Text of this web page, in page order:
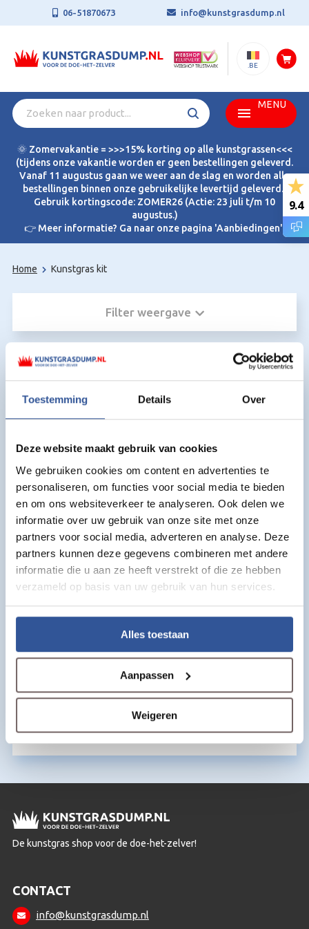
Toestemming Details Over
Deze website maakt gebruik van cookies
We gebruiken cookies om content en advertenties te
personaliseren, om functies voor social media te bieden
en om ons websiteverkeer te analyseren. Ook delen we
informatie over uw gebruik van onze site met onze
partners voor social media, adverteren en analyse. Deze
partners kunnen deze gegevens combineren met andere
informatie die u aan ze heeft verstrekt of die ze hebben
verzameld op basis van uw gebruik van hun services.
Alles toestaan
Aanpassen
Weigeren
06-51870673 info@kunstgrasdump.nl
.BE
MENU
🌞 Zomervakantie = >>>15% korting op alle kunstgrassen<<<
(tijdens onze vakantie worden er geen bestellingen geleverd.
Vanaf 11 augustus gaan we weer aan de slag en worden alle
bestellingen binnen onze gebruikelijke levertijd geleverd.)
Gebruik kortingscode: ZOMER26 (Actie: 23 juli t/m 10
augustus.)
👉 Meer informatie? Ga naar onze pagina 'Aanbiedingen'.
Home Kunstgras kit
Filter weergave
Kunstgras voor Kunstgras kit:
De kunstgras shop voor de doe-het-zelver!
CONTACT
info@kunstgrasdump.nl
9.4